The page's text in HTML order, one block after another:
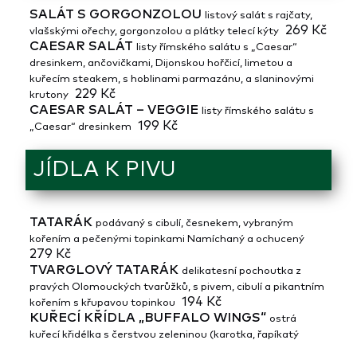
SALÁT S GORGONZOLOU
listový salát s rajčaty,
vlašskými ořechy, gorgonzolou a plátky telecí kýty
269 Kč
CAESAR SALÁT
listy římského salátu s „Caesar“
dresinkem, ančovičkami, Dijonskou hořčicí, limetou a
kuřecím steakem, s hoblinami parmazánu, a slaninovými
krutony
229 Kč
CAESAR SALÁT – VEGGIE
listy římského salátu s
„Caesar“ dresinkem
199 Kč
JÍDLA K PIVU
TATARÁK podávaný s cibulí, česnekem, vybraným
kořením a pečenými topinkami Namíchaný a ochucený
279 Kč
TVARGLOVÝ TATARÁK delikatesní pochoutka z
pravých Olomouckých tvarůžků, s pivem, cibulí a pikantním
kořením s křupavou topinkou
194 Kč
KUŘECÍ KŘÍDLA „BUFFALO WINGS“ ostrá
kuřecí křidélka s čerstvou zeleninou (karotka, řapíkatý